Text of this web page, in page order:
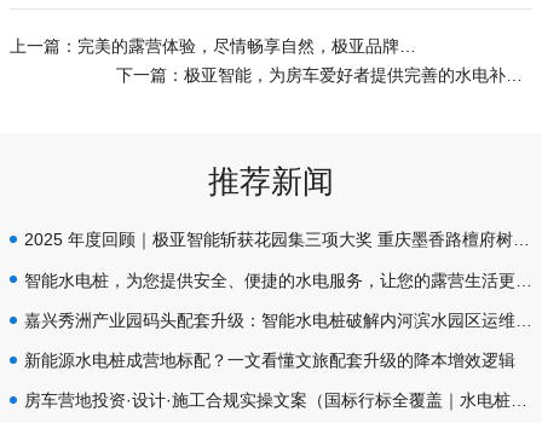
上一篇：
下一篇：
推荐新闻
2025 年度回顾｜极亚智能斩获花园集三项大奖 重庆墨香路檀府树别墅水电标杆
新能源水电桩成营地标配？一文看懂文旅配套升级的降本增效逻辑
房车营地投资·设计·施工合规实操文案（国标行标全覆盖｜水电桩设备·插座防护·给排水专项规范）